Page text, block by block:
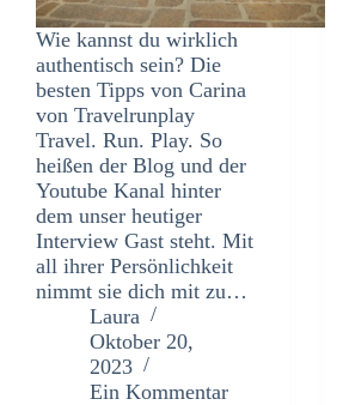
Wie kannst du wirklich
authentisch sein? Die
besten Tipps von Carina
von Travelrunplay
Travel. Run. Play. So
heißen der Blog und der
Youtube Kanal hinter
dem unser heutiger
Interview Gast steht. Mit
all ihrer Persönlichkeit
nimmt sie dich mit zu…
Laura
Oktober 20,
2023
Ein Kommentar